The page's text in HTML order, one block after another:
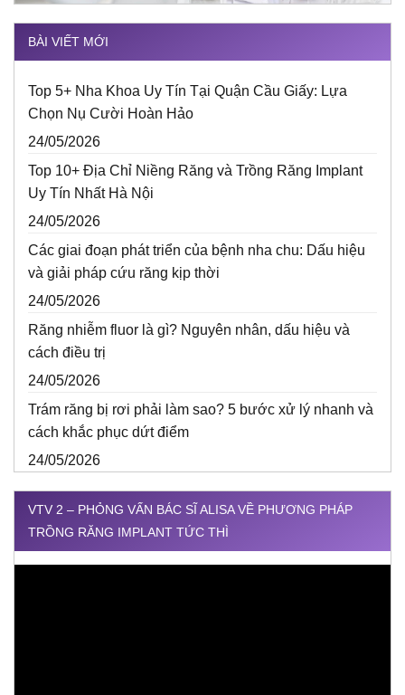
BÀI VIẾT MỚI
Top 5+ Nha Khoa Uy Tín Tại Quận Cầu Giấy: Lựa
Chọn Nụ Cười Hoàn Hảo
24/05/2026
Top 10+ Địa Chỉ Niềng Răng và Trồng Răng Implant
Uy Tín Nhất Hà Nội
24/05/2026
Các giai đoạn phát triển của bệnh nha chu: Dấu hiệu
và giải pháp cứu răng kịp thời
24/05/2026
Răng nhiễm fluor là gì? Nguyên nhân, dấu hiệu và
cách điều trị
24/05/2026
Trám răng bị rơi phải làm sao? 5 bước xử lý nhanh và
cách khắc phục dứt điểm
24/05/2026
VTV 2 – PHỎNG VẤN BÁC SĨ ALISA VỀ PHƯƠNG PHÁP
TRỒNG RĂNG IMPLANT TỨC THÌ